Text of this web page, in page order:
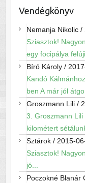
Vendégkönyv
Nemanja Nikolic/
Sziasztok!
egy focipálya
Bíró Károly/
Kandó
ben A már jól
Groszmann Lili/
3. Groszmann
kilométert
Sztárok/ 2015-
Sziasztok!
jó...
Poczokné Blanár